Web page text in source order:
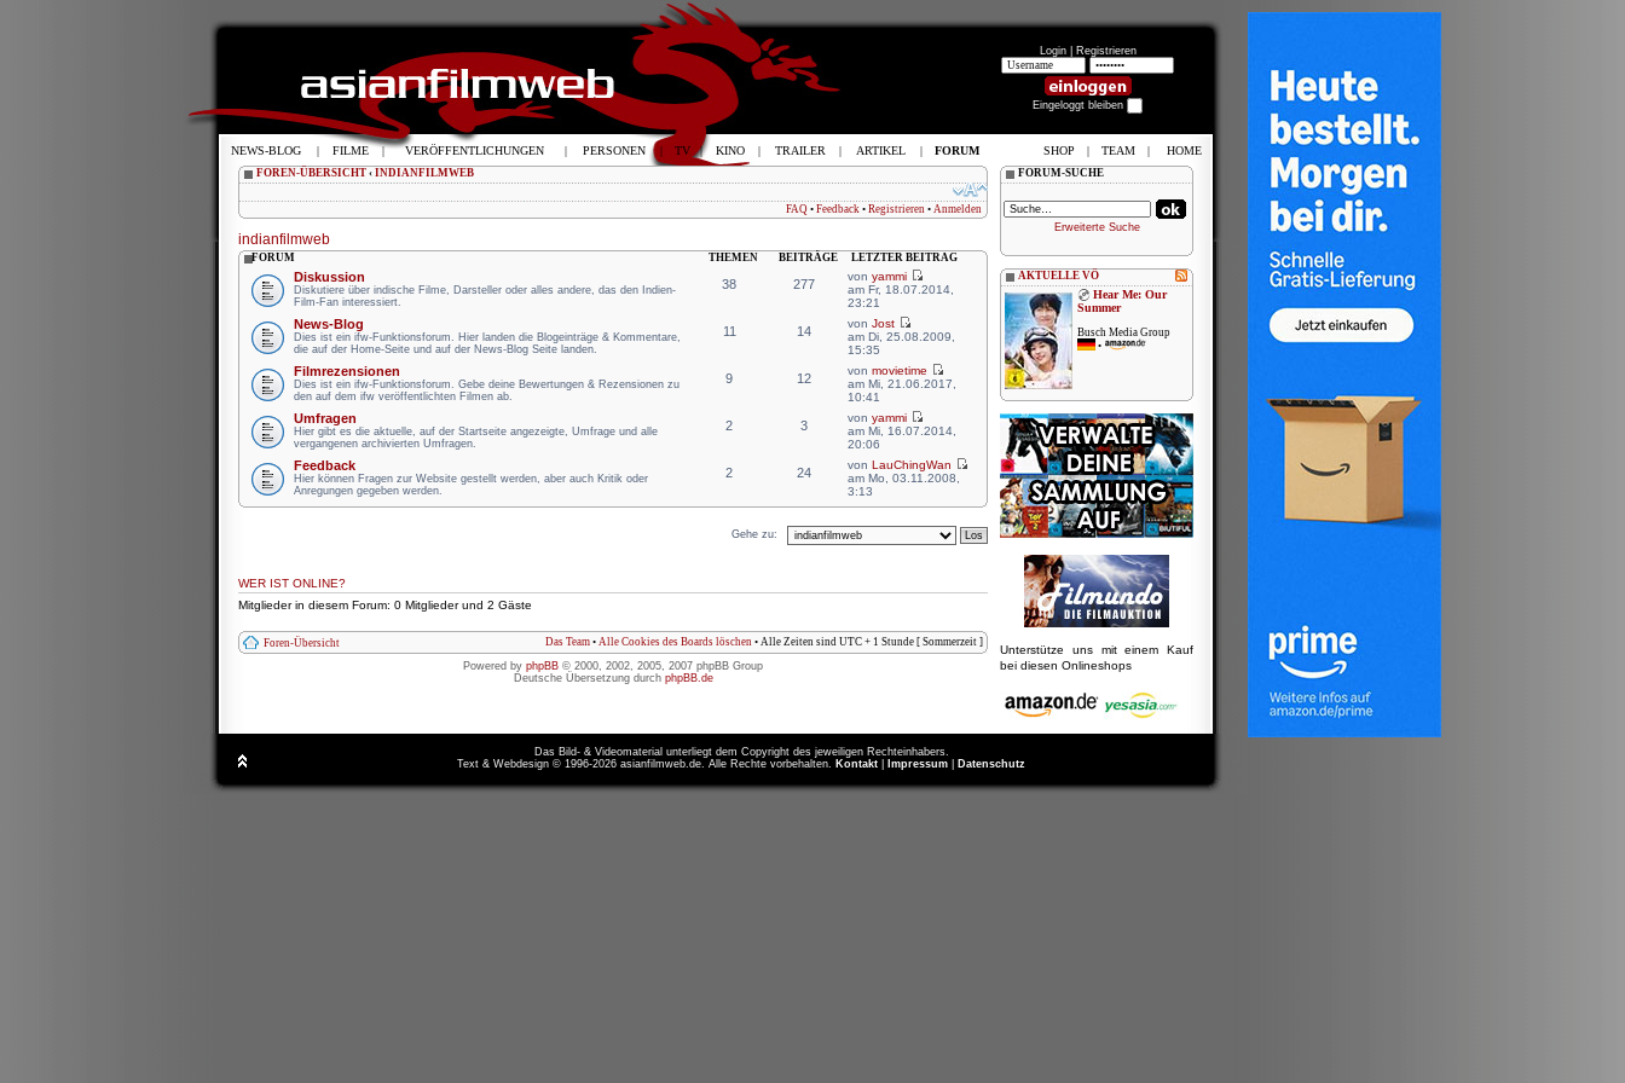
Login | Registrieren
Eingeloggt bleiben
FOREN-ÜBERSICHT ‹ INDIANFILMWEB
FAQ • Feedback • Registrieren • Anmelden
indianfilmweb
FORUM THEMEN BEITRÄGE LETZTER BEITRAG
Diskussion
Diskutiere über indische Filme, Darsteller oder alles andere, das den Indien-
Film-Fan interessiert.
38 277
vonyammi
am Fr, 18.07.2014,
23:21
News-Blog
Dies ist ein ifw-Funktionsforum. Hier landen die Blogeinträge & Kommentare,
die auf der Home-Seite und auf der News-Blog Seite landen.
11 14
vonJost
am Di, 25.08.2009,
15:35
Filmrezensionen
Dies ist ein ifw-Funktionsforum. Gebe deine Bewertungen & Rezensionen zu
den auf dem ifw veröffentlichten Filmen ab.
9 12
vonmovietime
am Mi, 21.06.2017,
10:41
Umfragen
Hier gibt es die aktuelle, auf der Startseite angezeigte, Umfrage und alle
vergangenen archivierten Umfragen.
2 3
vonyammi
am Mi, 16.07.2014,
20:06
Feedback
Hier können Fragen zur Website gestellt werden, aber auch Kritik oder
Anregungen gegeben werden.
2 24
vonLauChingWan
am Mo, 03.11.2008,
3:13
Gehe zu:
WER IST ONLINE?
Mitglieder in diesem Forum: 0 Mitglieder und 2 Gäste
Foren-Übersicht Das Team • Alle Cookies des Boards löschen • Alle Zeiten sind UTC + 1 Stunde [ Sommerzeit ]
Powered by phpBB © 2000, 2002, 2005, 2007 phpBB Group
Deutsche Übersetzung durch phpBB.de
FORUM-SUCHE
Erweiterte Suche
AKTUELLE VÖ
Hear Me: Our
Summer
Busch Media Group
•
Unterstütze uns mit einem Kauf
bei diesen Onlineshops
Das Bild- & Videomaterial unterliegt dem Copyright des jeweiligen Rechteinhabers.
Text & Webdesign © 1996-2026 asianfilmweb.de. Alle Rechte vorbehalten. Kontakt Impressum Datenschutz
NEWS-BLOG | FILME | VERÖFFENTLICHUNGEN | PERSONEN | TV | KINO | TRAILER | ARTIKEL | FORUM SHOP | TEAM | HOME